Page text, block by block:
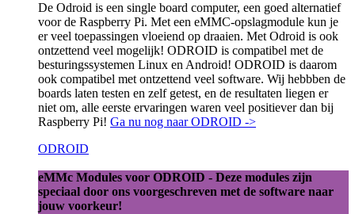
De Odroid is een single board computer, een goed alternatief
voor de Raspberry Pi. Met een eMMC-opslagmodule kun je
er veel toepassingen vloeiend op draaien. Met Odroid is ook
ontzettend veel mogelijk! ODROID is compatibel met de
besturingssystemen Linux en Android! ODROID is daarom
ook compatibel met ontzettend veel software. Wij hebbben de
boards laten testen en zelf getest, en de resultaten liegen er
niet om, alle eerste ervaringen waren veel positiever dan bij
Raspberry Pi! Ga nu nog naar ODROID ->
ODROID
eMMc Modules voor ODROID - Deze modules zijn
speciaal door ons voorgeschreven met de software naar
jouw voorkeur!